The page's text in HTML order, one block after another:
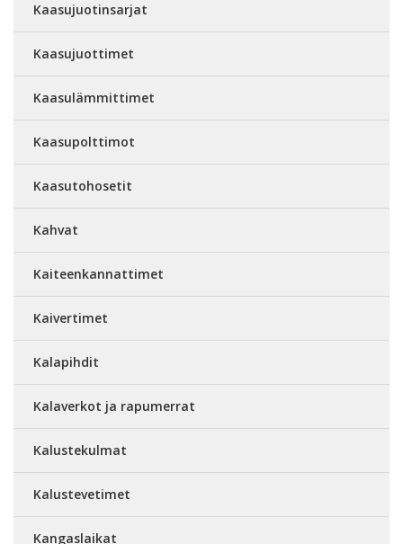
Kaasujuotinsarjat
Kaasujuottimet
Kaasulämmittimet
Kaasupolttimot
Kaasutohosetit
Kahvat
Kaiteenkannattimet
Kaivertimet
Kalapihdit
Kalaverkot ja rapumerrat
Kalustekulmat
Kalustevetimet
Kangaslaikat